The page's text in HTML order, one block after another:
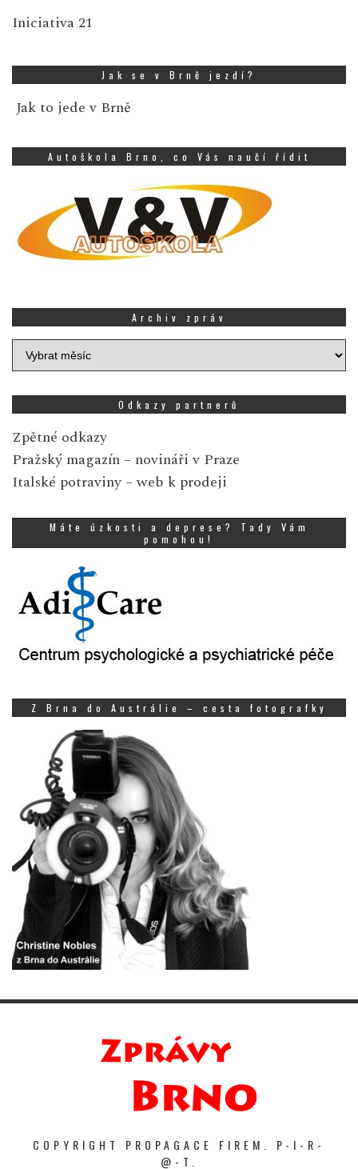
Iniciativa 21
Jak se v Brně jezdí?
Jak to jede v Brně
Autoškola Brno, co Vás naučí řídit
Archiv zpráv
Archiv
zpráv
Odkazy partnerů
Zpětné odkazy
Pražský magazín – novináři v Praze
Italské potraviny – web k prodeji
Máte úzkosti a deprese? Tady Vám
pomohou!
Z Brna do Austrálie – cesta fotografky
COPYRIGHT PROPAGACE FIREM. P-I-R-
@-T.